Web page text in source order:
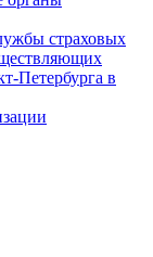
страховых
Петербурга в